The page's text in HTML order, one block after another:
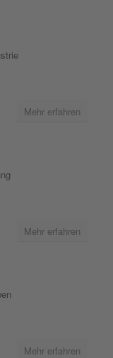
Mehr erfahren
Mehr erfahren
Mehr erfahren